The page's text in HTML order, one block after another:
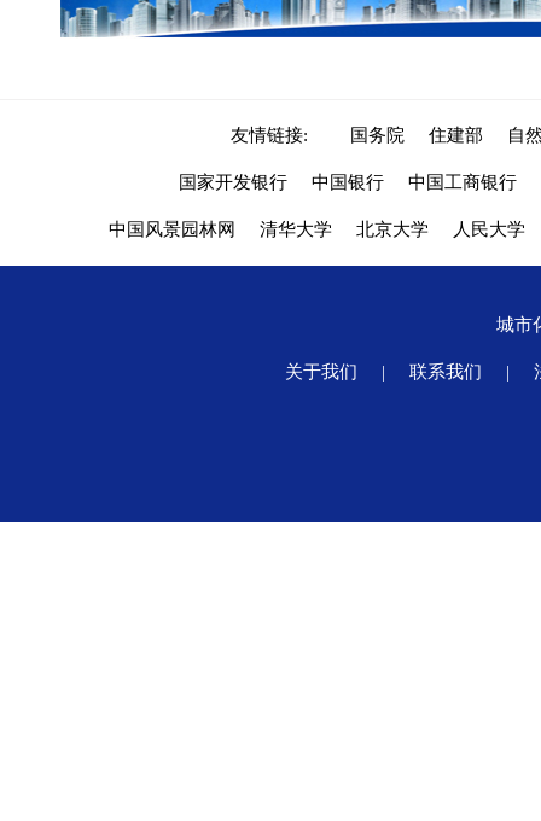
友情链接: 国务院 住建部 自
国家开发银行 中国银行 中国工商银行
中国风景园林网 清华大学 北京大学 人民大学
城市
关于我们 | 联系我们 |